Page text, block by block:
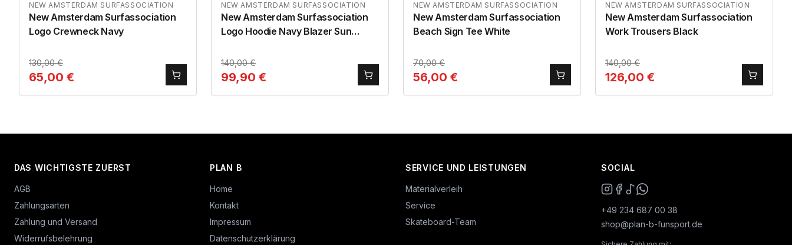
NEW AMSTERDAM SURFASSOCIATION
New Amsterdam Surfassociation
Logo Crewneck Navy
130,00€
65,00 €
NEW AMSTERDAM SURFASSOCIATION
New Amsterdam Surfassociation
Logo Hoodie Navy Blazer Sun
140,00€
99,90 €
NEW AMSTERDAM SURFASSOCIATION
New Amsterdam Surfassociation
Beach Sign Tee White
70,00€
56,00 €
NEW AMSTERDAM SURFASSOCIATION
New Amsterdam Surfassociation
Work Trousers Black
140,00€
126,00 €
DAS WICHTIGSTE ZUERST
AGB
Zahlungsarten
Zahlung und Versand
Widerrufsbelehrung
PLAN B
Home
Kontakt
Impressum
Datenschutzerklärung
SERVICE UND LEISTUNGEN
Materialverleih
Service
Skateboard-Team
SOCIAL
+49 234 687 00 38
shop@plan-b-funsport.de